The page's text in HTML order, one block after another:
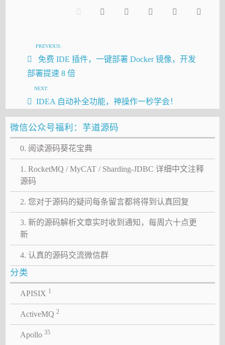
PREVIOUS:
免费 IDE 插件，一键部署 Docker 镜像，开发
部署提速 8 倍
NEXT:
IDEA 自动补全功能，神操作一秒学会！
微信公众号福利：芋道源码
0. 阅读源码葵花宝典
1. RocketMQ / MyCAT / Sharding-JDBC 详细中文注释
源码
2. 您对于源码的疑问每条留言都将得到认真回复
3. 新的源码解析文章实时收到通知，每周六十点更
新
4. 认真的源码交流微信群
分类
APISIX 1
ActiveMQ 2
Apollo 35